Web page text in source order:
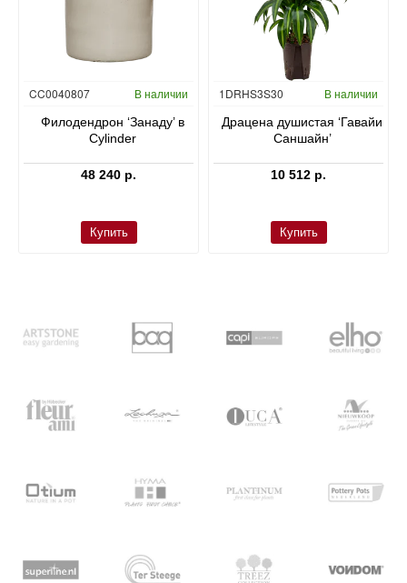
CC0040807 В наличии
Филодендрон ‘Занаду’ в
Cylinder
48 240 р.
Купить
Гидропоника
1DRHS3S30 В наличии
Драцена душистая ‘Гавайи
Саншайн’
10 512 р.
Купить